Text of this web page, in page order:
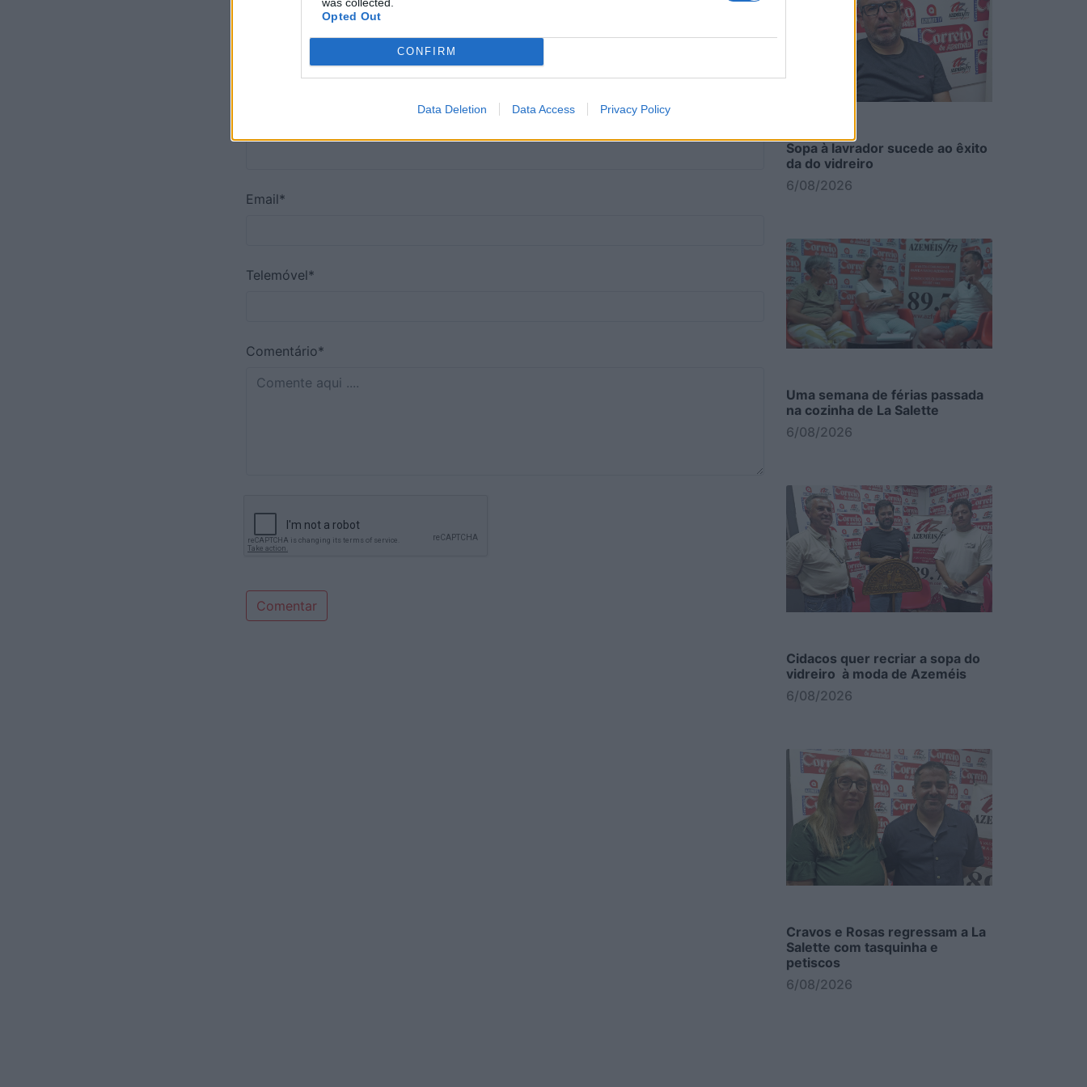
Opted Out
CONFIRM
Data Deletion Data Access Privacy Policy
Comente Aqui!
Email*
Telemóvel*
Comentário*
Comentar
Sopa à lavrador sucede ao êxito
da do vidreiro
6/08/2026
Uma semana de férias passada
na cozinha de La Salette
6/08/2026
Cidacos quer recriar a sopa do
vidreiro à moda de Azeméis
6/08/2026
Cravos e Rosas regressam a La
Salette com tasquinha e
petiscos
6/08/2026